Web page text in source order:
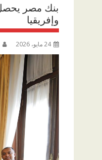
وإفريقيا
24 مايو، 2026